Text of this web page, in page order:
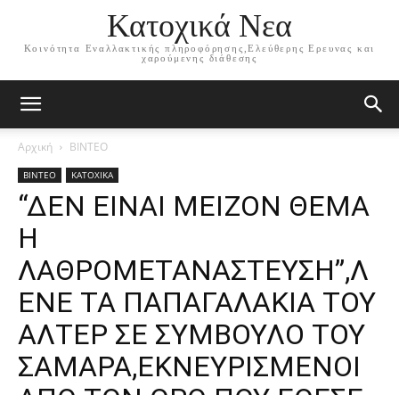
Κατοχικά Νεα
Κοινότητα Εναλλακτικής πληροφόρησης,Ελεύθερης Ερευνας και
χαρούμενης διάθεσης
Αρχική ΒΙΝΤΕΟ
ΒΙΝΤΕΟ ΚΑΤΟΧΙΚΑ
“ΔΕΝ ΕΙΝΑΙ ΜΕΙΖΟΝ ΘΕΜΑ
Η
ΛΑΘΡΟΜΕΤΑΝΑΣΤΕΥΣΗ”,Λ
ΕΝΕ ΤΑ ΠΑΠΑΓΑΛΑΚΙΑ ΤΟΥ
ΑΛΤΕΡ ΣΕ ΣΥΜΒΟΥΛΟ ΤΟΥ
ΣΑΜΑΡΑ,ΕΚΝΕΥΡΙΣΜΕΝΟΙ